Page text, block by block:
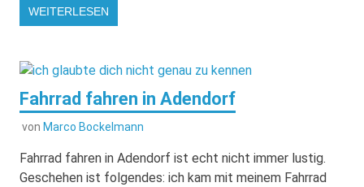
WEITERLESEN
Fahrrad fahren in Adendorf
von Marco Bockelmann
Fahrrad fahren in Adendorf ist echt nicht immer lustig.
Geschehen ist folgendes: ich kam mit meinem Fahrrad